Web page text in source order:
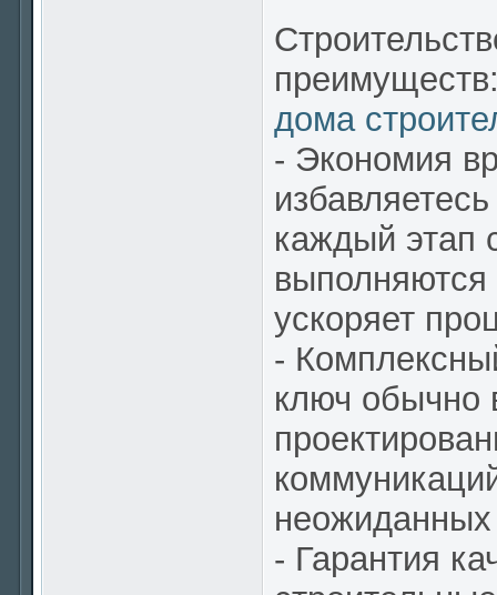
дома
- Экономия
каждый этап
выполняются
ускоряет
-
ключ обычно
- Гарантия